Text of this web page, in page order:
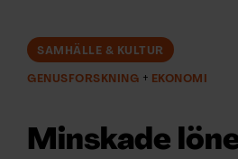
ÄMNEN
SAMHÄLLE & KULTUR
GENUSFORSKNING EKONOMI
Minskade